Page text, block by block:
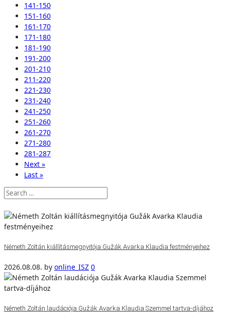
141-150
151-160
161-170
171-180
181-190
191-200
201-210
211-220
221-230
231-240
241-250
251-260
261-270
271-280
281-287
Next »
Last »
Németh Zoltán kiállításmegnyitója Gužák Avarka Klaudia festményeihez
2026.08.08. by online_ISZ 0
Németh Zoltán laudációja Gužák Avarka Klaudia Szemmel tartva-díjához